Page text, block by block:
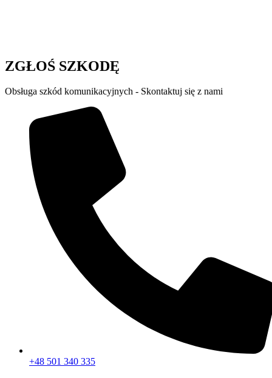
ZGŁOŚ SZKODĘ
Obsługa szkód komunikacyjnych - Skontaktuj się z nami
+48 501 340 335